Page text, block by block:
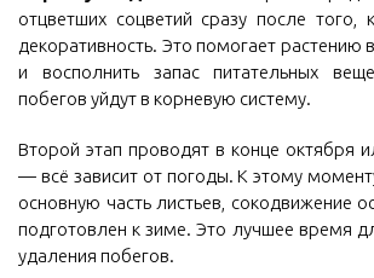
отцветших соцветий сразу после того,
декоративность. Это помогает растению
и восполнить запас питательных
побегов уйдут в корневую систему.
Второй этап проводят в конце октября
— всё зависит от погоды. К этому
основную часть листьев, сокодвижение
подготовлен к зиме. Это лучшее время
удаления побегов.